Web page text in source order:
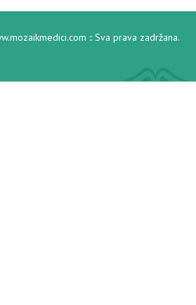
:: Sva prava zadržana.